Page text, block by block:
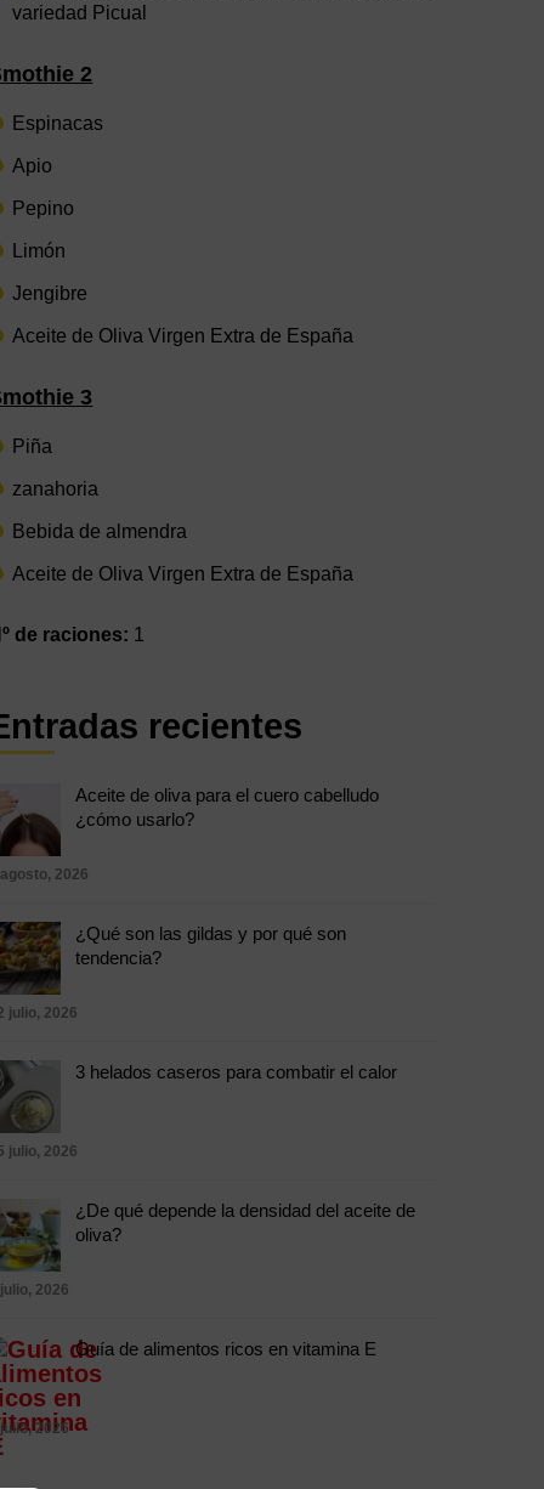
variedad Picual
2
Espinacas
Apio
Pepino
Limón
Jengibre
Aceite de Oliva Virgen Extra de España
3
Piña
zanahoria
Bebida de almendra
Aceite de Oliva Virgen Extra de España
de raciones: 1
recientes
Aceite de oliva para el cuero cabelludo
¿cómo usarlo?
2026
¿Qué son las gildas y por qué son
tendencia?
julio, 2026
3 helados caseros para combatir el calor
julio, 2026
¿De qué depende la densidad del aceite de
oliva?
2026
Guía de alimentos ricos en vitamina E
2026